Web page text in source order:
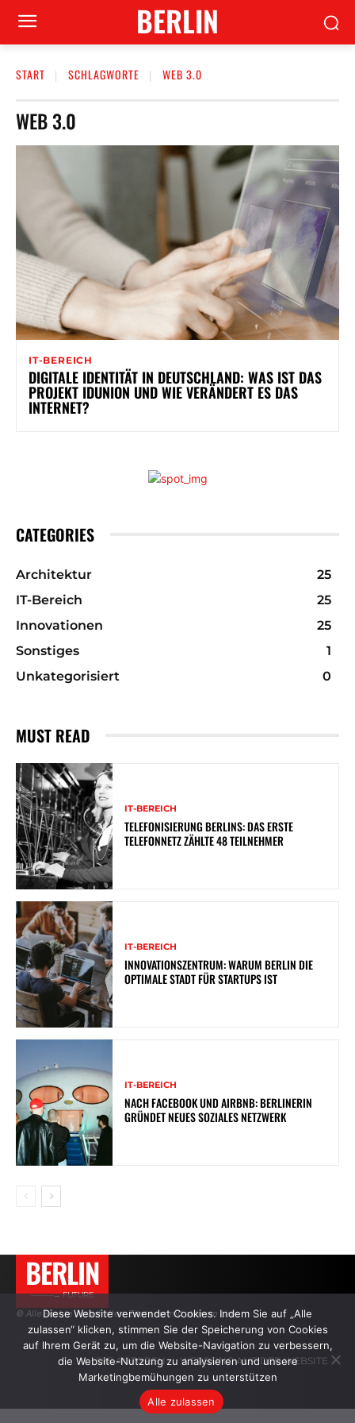
BERLIN
START SCHLAGWORTE WEB 3.0
WEB 3.0
IT-BEREICH
DIGITALE IDENTITÄT IN DEUTSCHLAND: WAS IST DAS
PROJEKT IDUNION UND WIE VERÄNDERT ES DAS
INTERNET?
CATEGORIES
Architektur
25
IT-Bereich
25
Innovationen
25
Sonstiges
1
Unkategorisiert
0
MUST READ
IT-BEREICH
TELEFONISIERUNG BERLINS: DAS ERSTE
TELEFONNETZ ZÄHLTE 48 TEILNEHMER
IT-BEREICH
INNOVATIONSZENTRUM: WARUM BERLIN DIE
OPTIMALE STADT FÜR STARTUPS IST
IT-BEREICH
NACH FACEBOOK UND AIRBNB: BERLINERIN
GRÜNDET NEUES SOZIALES NETZWERK
BERLIN
———→ FUTURE
© Alle Rechte vorbehalten. Zitate nur mit aktivem Link.
DIE AUTOREN WERBUNG AUF DER WEBSITE
Diese Website verwendet Cookies. Indem Sie auf „Alle
zulassen“ klicken, stimmen Sie der Speicherung von Cookies
auf Ihrem Gerät zu, um die Website-Navigation zu verbessern,
die Website-Nutzung zu analysieren und unsere
Marketingbemühungen zu unterstützen
Alle zulassen